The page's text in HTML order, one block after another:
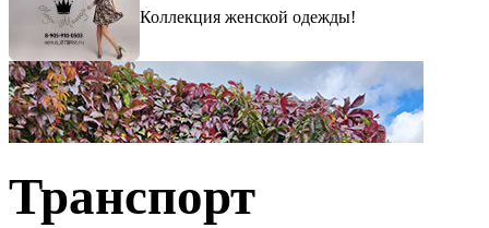
Коллекция женской одежды!
Транспорт